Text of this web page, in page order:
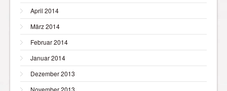
April 2014
März 2014
Februar 2014
Januar 2014
Dezember 2013